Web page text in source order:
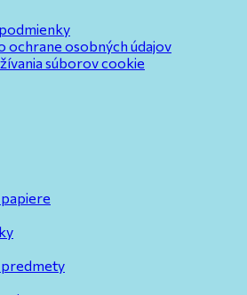
ochrane osobných údajov
súborov cookie